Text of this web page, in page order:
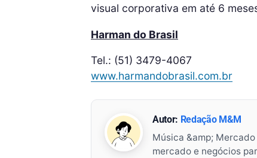
visual corporativa em até 6
Harman do Brasil
Tel.: (51) 3479-4067
www.harmandobrasil.com.br
Autor: Redação M&M
Música &amp;
mercado e negócios